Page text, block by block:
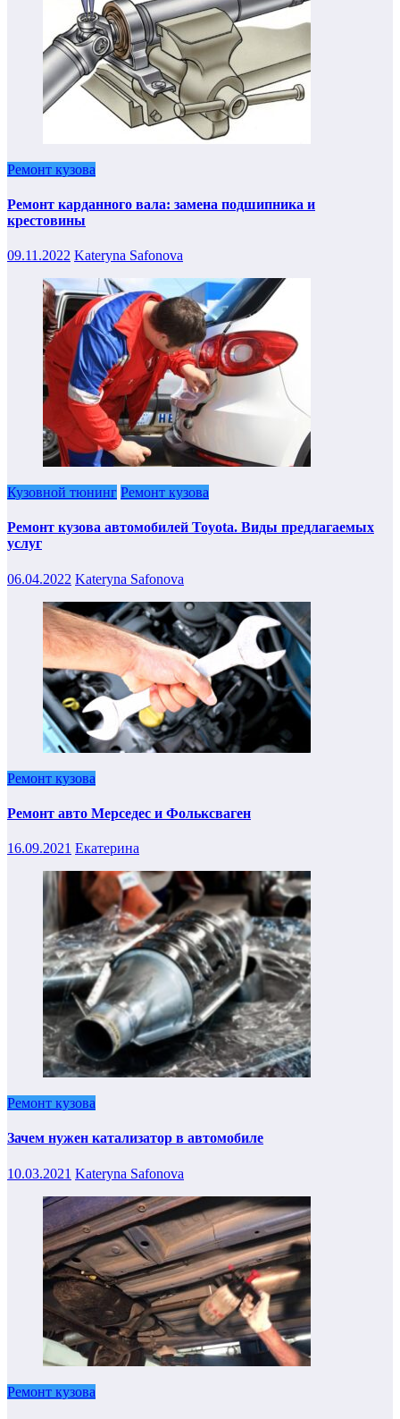
Ремонт кузова
Ремонт карданного вала: замена подшипника и
крестовины
09.11.2022 Kateryna Safonova
Кузовной тюнинг Ремонт кузова
Ремонт кузова автомобилей Toyota. Виды предлагаемых
услуг
06.04.2022 Kateryna Safonova
Ремонт кузова
Ремонт авто Мерседес и Фольксваген
16.09.2021 Екатерина
Ремонт кузова
Зачем нужен катализатор в автомобиле
10.03.2021 Kateryna Safonova
Ремонт кузова